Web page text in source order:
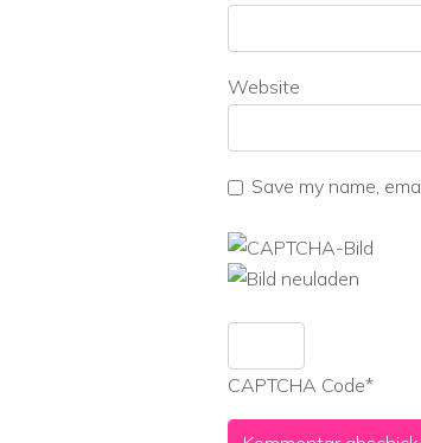
Website
Save my name,
CAPTCHA Code*